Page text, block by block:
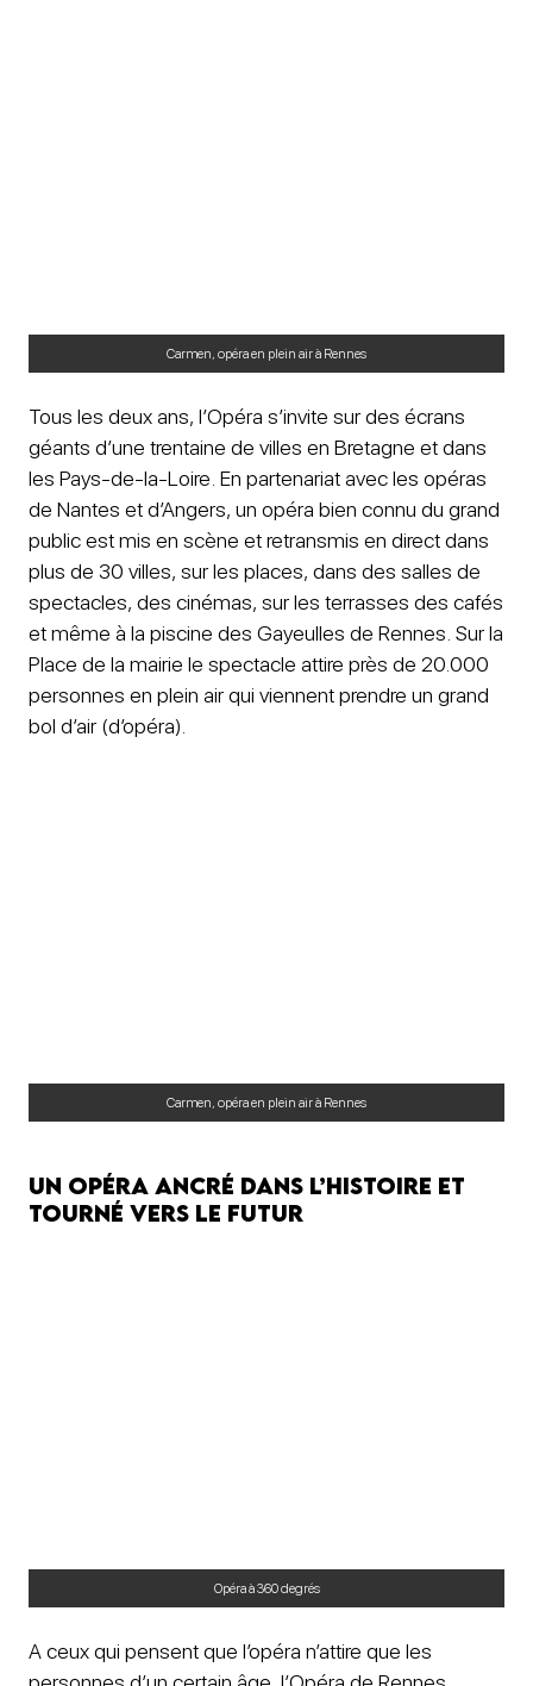
Carmen, opéra en plein air à Rennes
Tous les deux ans, l’Opéra s’invite sur des écrans
géants d’une trentaine de villes en Bretagne et dans
les Pays-de-la-Loire. En partenariat avec les opéras
de Nantes et d’Angers, un opéra bien connu du grand
public est mis en scène et retransmis en direct dans
plus de 30 villes, sur les places, dans des salles de
spectacles, des cinémas, sur les terrasses des cafés
et même à la piscine des Gayeulles de Rennes. Sur la
Place de la mairie le spectacle attire près de 20.000
personnes en plein air qui viennent prendre un grand
bol d’air (d’opéra).
Carmen, opéra en plein air à Rennes
Un opéra ancré dans l’histoire et
tourné vers le futur
Opéra à 360 degrés
A ceux qui pensent que l’opéra n’attire que les